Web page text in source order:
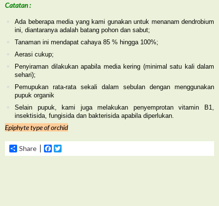
Catatan :
Ada beberapa media yang kami gunakan untuk menanam dendrobium
ini, diantaranya adalah batang pohon dan sabut;
Tanaman ini mendapat cahaya 85 % hingga 100%;
Aerasi cukup;
Penyiraman dilakukan apabila media kering (minimal satu kali dalam
sehari);
Pemupukan rata-rata sekali dalam sebulan dengan menggunakan
pupuk organik
Selain pupuk, kami juga melakukan penyemprotan vitamin B1,
insektisida, fungisida dan bakterisida apabila diperlukan.
Epiphyte type of orchid
Share Facebook